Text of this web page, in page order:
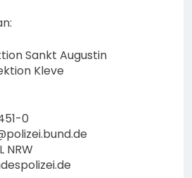
Sankt Augustin
Kleve
0
NRW